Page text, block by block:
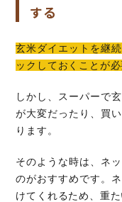
する
玄米ダイエットを継
ックしておくことが
しかし、スーパーで
が大変だったり、買
ります。
そのような時は、ネ
のがおすすめです。
けてくれるため、重